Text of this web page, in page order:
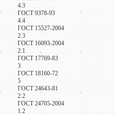
4.3
ГОСТ 9378-93
4.4
ГОСТ 15527-2004
2.3
ГОСТ 16093-2004
2.1
ГОСТ 17769-83
3
ГОСТ 18160-72
5
ГОСТ 24643-81
2.2
ГОСТ 24705-2004
1.2